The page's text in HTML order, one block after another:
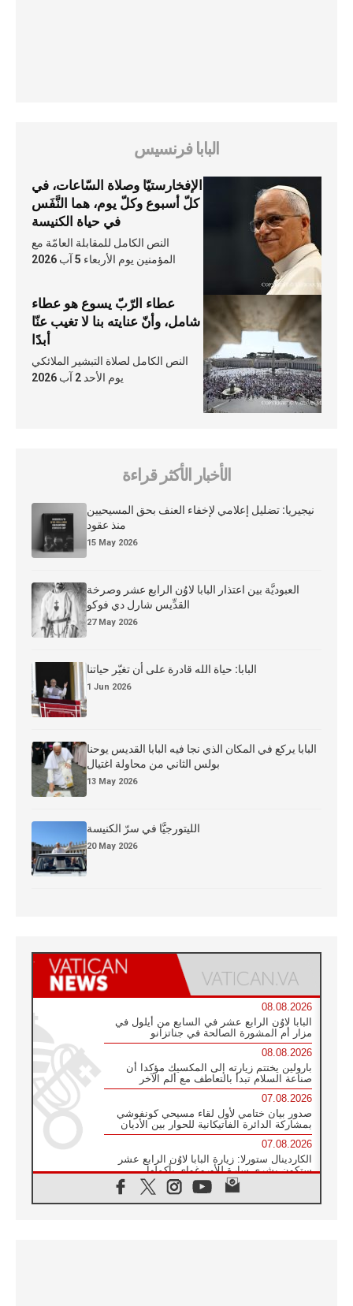
البابا فرنسيس
الإفخارستيّا وصلاة السّاعات، في
كلّ أسبوع وكلّ يوم، هما النَّفَس
في حياة الكنيسة
النص الكامل للمقابلة العامّة مع
المؤمنين يوم الأربعاء 5 آب 2026
عطاء الرّبّ يسوع هو عطاء
شامل، وأنّ عنايته بنا لا تغيب عنّا
أبدًا
النص الكامل لصلاة التبشير الملائكي
يوم الأحد 2 آب 2026
الأخبار الأكثر قراءة
نيجيريا: تضليل إعلامي لإخفاء العنف بحق المسيحيين
منذ عقود
15 May 2026
العبوديَّة بين اعتذار البابا لاوُن الرابع عشر وصرخة
القدِّيس شارل دي فوكو
27 May 2026
البابا: حياة الله قادرة على أن تغيّر حياتنا
1 Jun 2026
البابا يركع في المكان الذي نجا فيه البابا القديس يوحنا
بولس الثاني من محاولة اغتيال
13 May 2026
الليتورجيَّا في سرّ الكنيسة
20 May 2026
08.08.2026
البابا لاوُن الرابع عشر في السابع من أيلول في
مزار أم المشورة الصالحة في جناتزانو
08.08.2026
بارولين يختتم زيارته إلى المكسيك مؤكدا أن
صناعة السلام تبدأ بالتعاطف مع ألم الآخر
07.08.2026
صدور بيان ختامي لأول لقاء مسيحي كونفوشي
بمشاركة الدائرة الفاتيكانية للحوار بين الأديان
07.08.2026
الكاردينال ستورلا: زيارة البابا لاوُن الرابع عشر
ستكون بشرى سارة للأوروغواي بأكملها
الفاتيكان يعلن برنامج الزيارة الرسولية للبابا لاوُن